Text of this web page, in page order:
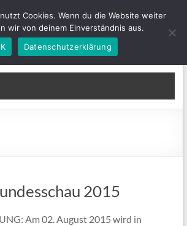
MV
und Klein
2015
Am 02. August 2015 wird in
Cookies. Wenn du die Website weiter
wir von deinem Einverständnis aus.
Datenschutzerklärung